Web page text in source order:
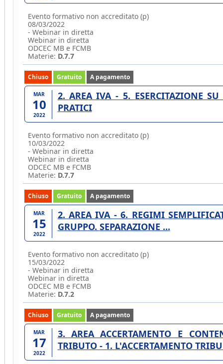
Evento formativo non accreditato (p)
08/03/2022
- Webinar in diretta
Webinar in diretta
ODCEC MB e FCMB
Materie: D.7.7
Chiuso Gratuito A pagamento
MAR
10
2022
2. AREA IVA - 5. ESERCITAZIONE SU PLAFOND. INTRASTAT. ESTEROMETRO. CASI
PRATICI
Evento formativo non accreditato (p)
10/03/2022
- Webinar in diretta
Webinar in diretta
ODCEC MB e FCMB
Materie: D.7.7
Chiuso Gratuito A pagamento
MAR
15
2022
2. AREA IVA - 6. REGIMI SEMPLIFICATI, REGIMI PARTICOLARI E SPECIALI. IVA DI
GRUPPO. SEPARAZIONE ...
Evento formativo non accreditato (p)
15/03/2022
- Webinar in diretta
Webinar in diretta
ODCEC MB e FCMB
Materie: D.7.2
Chiuso Gratuito A pagamento
MAR
17
2022
3. AREA ACCERTAMENTO E CONTENZIOSO TRIBUTARIO. ACCERTAMENTO DEL
TRIBUTO - 1. L'ACCERTAMENTO